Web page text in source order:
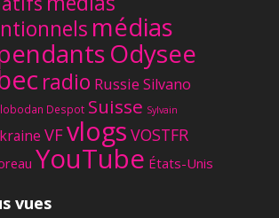
médias
Odysee
radio Russie Silvano
Despot Suisse Sylvain
VFvlogs VOSTFR
YouTube États-Unis
vues